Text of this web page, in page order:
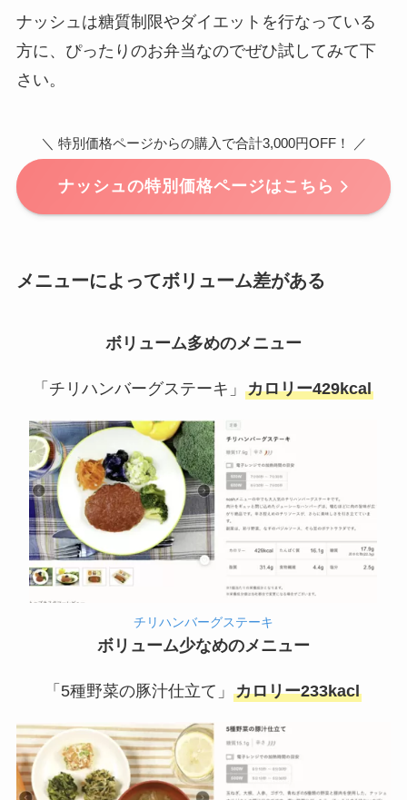
ナッシュは糖質制限やダイエットを行なっている
方に、ぴったりのお弁当なのでぜひ試してみて下
さい。
＼ 特別価格ページからの購入で合計3,000円OFF！ ／
ナッシュの特別価格ページはこちら
メニューによってボリューム差がある
ボリューム多めのメニュー
「チリハンバーグステーキ」カロリー429kcal
チリハンバーグステーキ
ボリューム少なめのメニュー
「5種野菜の豚汁仕立て」カロリー233kacl